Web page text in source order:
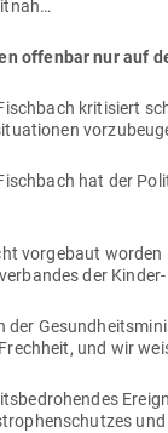
offenbar nur auf
kri­ti­siert
hat der
vor­gebaut
der
und wir